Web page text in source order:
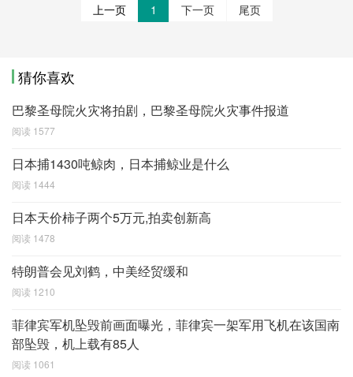
上一页 1 下一页 尾页
猜你喜欢
巴黎圣母院火灾将拍剧，巴黎圣母院火灾事件报道
阅读 1577
日本捕1430吨鲸肉，日本捕鲸业是什么
阅读 1444
日本天价柿子两个5万元,拍卖创新高
阅读 1478
特朗普会见刘鹤，中美经贸缓和
阅读 1210
菲律宾军机坠毁前画面曝光，菲律宾一架军用飞机在该国南
部坠毁，机上载有85人
阅读 1061